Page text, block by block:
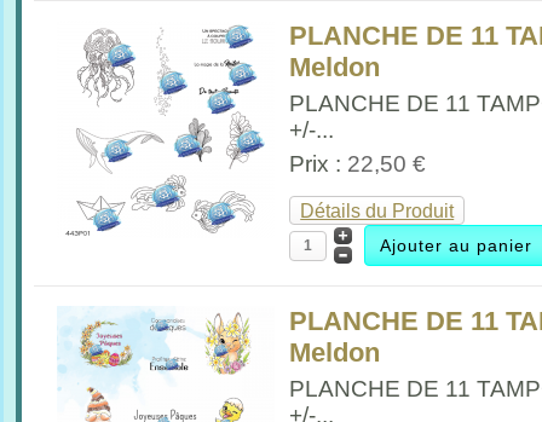
PLANCHE DE 11
Meldon
PLANCHE DE 11
+/-...
Prix : 22,50 €
Détails du Produit
PLANCHE DE 11
Meldon
PLANCHE DE 11
+/-...